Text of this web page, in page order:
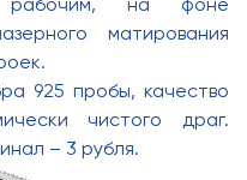
матирования
925 пробы, качество
чистого драг.
– 3 рубля.